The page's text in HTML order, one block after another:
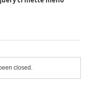
closed.